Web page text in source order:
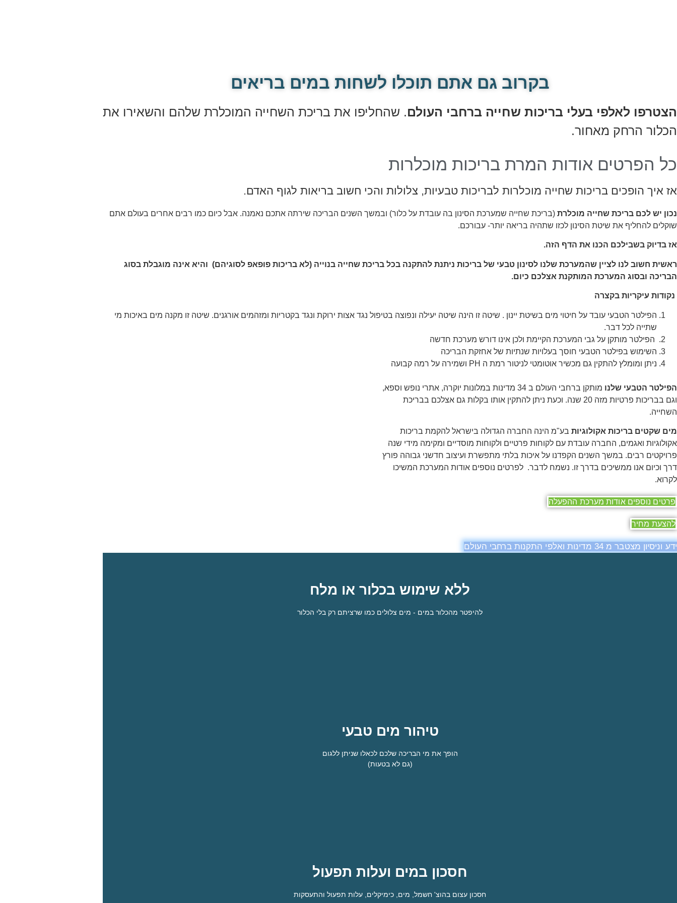
בקרוב גם אתם תוכלו לשחות במים בריאים
הצטרפו לאלפי בעלי בריכות שחייה ברחבי העולם. שהחליפו את בריכת השחייה המוכלרת שלהם והשאירו את
הכלור הרחק מאחור.
כל הפרטים אודות המרת בריכות מוכלרות
אז איך הופכים בריכות שחייה מוכלרות לבריכות טבעיות, צלולות והכי חשוב בריאות לגוף האדם.
נכון יש לכם בריכת שחייה מוכלרת (בריכת שחייה שמערכת הסינון בה עובדת על כלור) ובמשך השנים הבריכה שירתה אתכם נאמנה. אבל כיום כמו רבים אחרים בעולם אתם
שוקלים להחליף את שיטת הסינון לכזו שתהיה בריאה יותר- עבורכם.
אז בדיוק בשבילכם הכנו את הדף הזה.
ראשית חשוב לנו לציין שהמערכת שלנו לסינון טבעי של בריכות ניתנת להתקנה בכל בריכת שחייה בנוייה (לא בריכות פופאפ לסוגיהם) והיא אינה מוגבלת בסוג
הבריכה ובסוג המערכת המותקנת אצלכם כיום.
נקודות עיקריות בקצרה
הפילטר הטבעי עובד על חיטוי מים בשיטת יינון . שיטה זו הינה שיטה יעילה ונפוצה בטיפול נגד אצות ירוקת ונגד בקטריות ומזהמים אורגנים. שיטה זו מקנה מים באיכות מי
שתייה לכל דבר.
הפילטר מותקן על גבי המערכת הקיימת ולכן אינו דורש מערכת חדשה
השימוש בפילטר הטבעי חוסך בעלויות שנתיות של אחזקת הבריכה
ניתן ומומלץ להתקין גם מכשיר אוטומטי לניטור רמת ה PH ושמירה על רמה קבועה
הפילטר הטבעי שלנו
מותקן ברחבי העולם ב 34 מדינות במלונות יוקרה, אתרי נופש וספא,
וגם בבריכות פרטיות מזה 20 שנה. וכעת ניתן להתקין אותו בקלות גם אצלכם בבריכת
השחייה.
מים שקטים בריכות אקולוגיות בע"מ הינה החברה הגדולה בישראל להקמת בריכות
אקולוגיות ואגמים, החברה עובדת עם לקוחות פרטיים ולקוחות מוסדיים ומקימה מידי שנה
פרויקטים רבים. במשך השנים הקפדנו על איכות בלתי מתפשרת ועיצוב חדשני גבוהה פורץ
דרך וכיום אנו ממשיכים בדרך זו. נשמח לדבר. לפרטים נוספים אודות המערכת המשיכו
לקרוא.
פרטים נוספים אודות מערכת ההפעלה
להצעת מחיר
ידע וניסיון מצטבר מ 34 מדינות ואלפי התקנות ברחבי העולם
ללא שימוש בכלור או מלח
להיפטר מהכלור במים - מים צלולים כמו שרציתם רק בלי הכלור
להיפטר מהכלור במים
טיהור מים טבעי
הופך את מי הבריכה שלכם לכאלו שניתן ללגום
(גם לא בטעות)
בריכה צלולה וטבעית
חסכון במים ועלות תפעול
חסכון עצום בהוצ' חשמל, מים, כימיקלים, עלות תפעול והתעסקות